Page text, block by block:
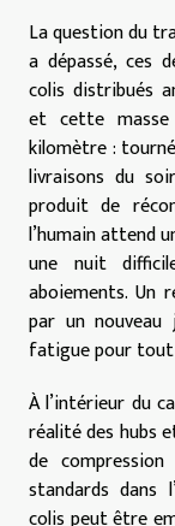
La question du
a dépassé, ces
colis distribués
et cette
kilomètre :
livraisons du
produit de
l’humain attend
une nuit
aboiements. Un
par un nouveau
fatigue pour
À l’intérieur du
réalité des hubs
de
standards dans
colis peut être